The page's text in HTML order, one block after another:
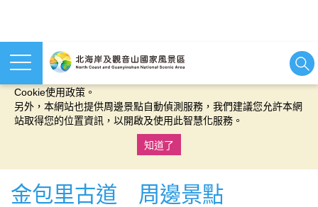
本網站使用cookies等相關技術以持續優化網站服務，並有助於為
Cookie使用政策。
另外，本網站也提供周邊景點自動偵測服務，我們建議您允許本網
站取得您的位置資訊，以開啟及使用此智慧化服務。
知道了
金包里古道 周邊景點